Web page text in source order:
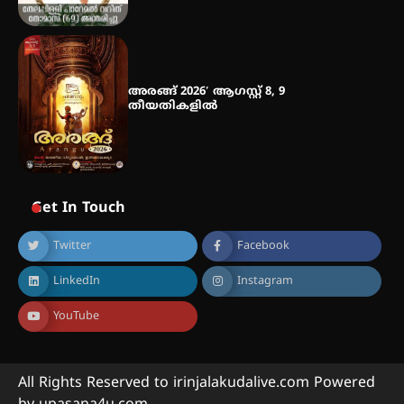
അരങ്ങ് 2026′ ആഗസ്റ്റ് 8, 9
തീയതികളിൽ
Get In Touch
Twitter Facebook
LinkedIn Instagram
YouTube
All Rights Reserved to irinjalakudalive.com Powered